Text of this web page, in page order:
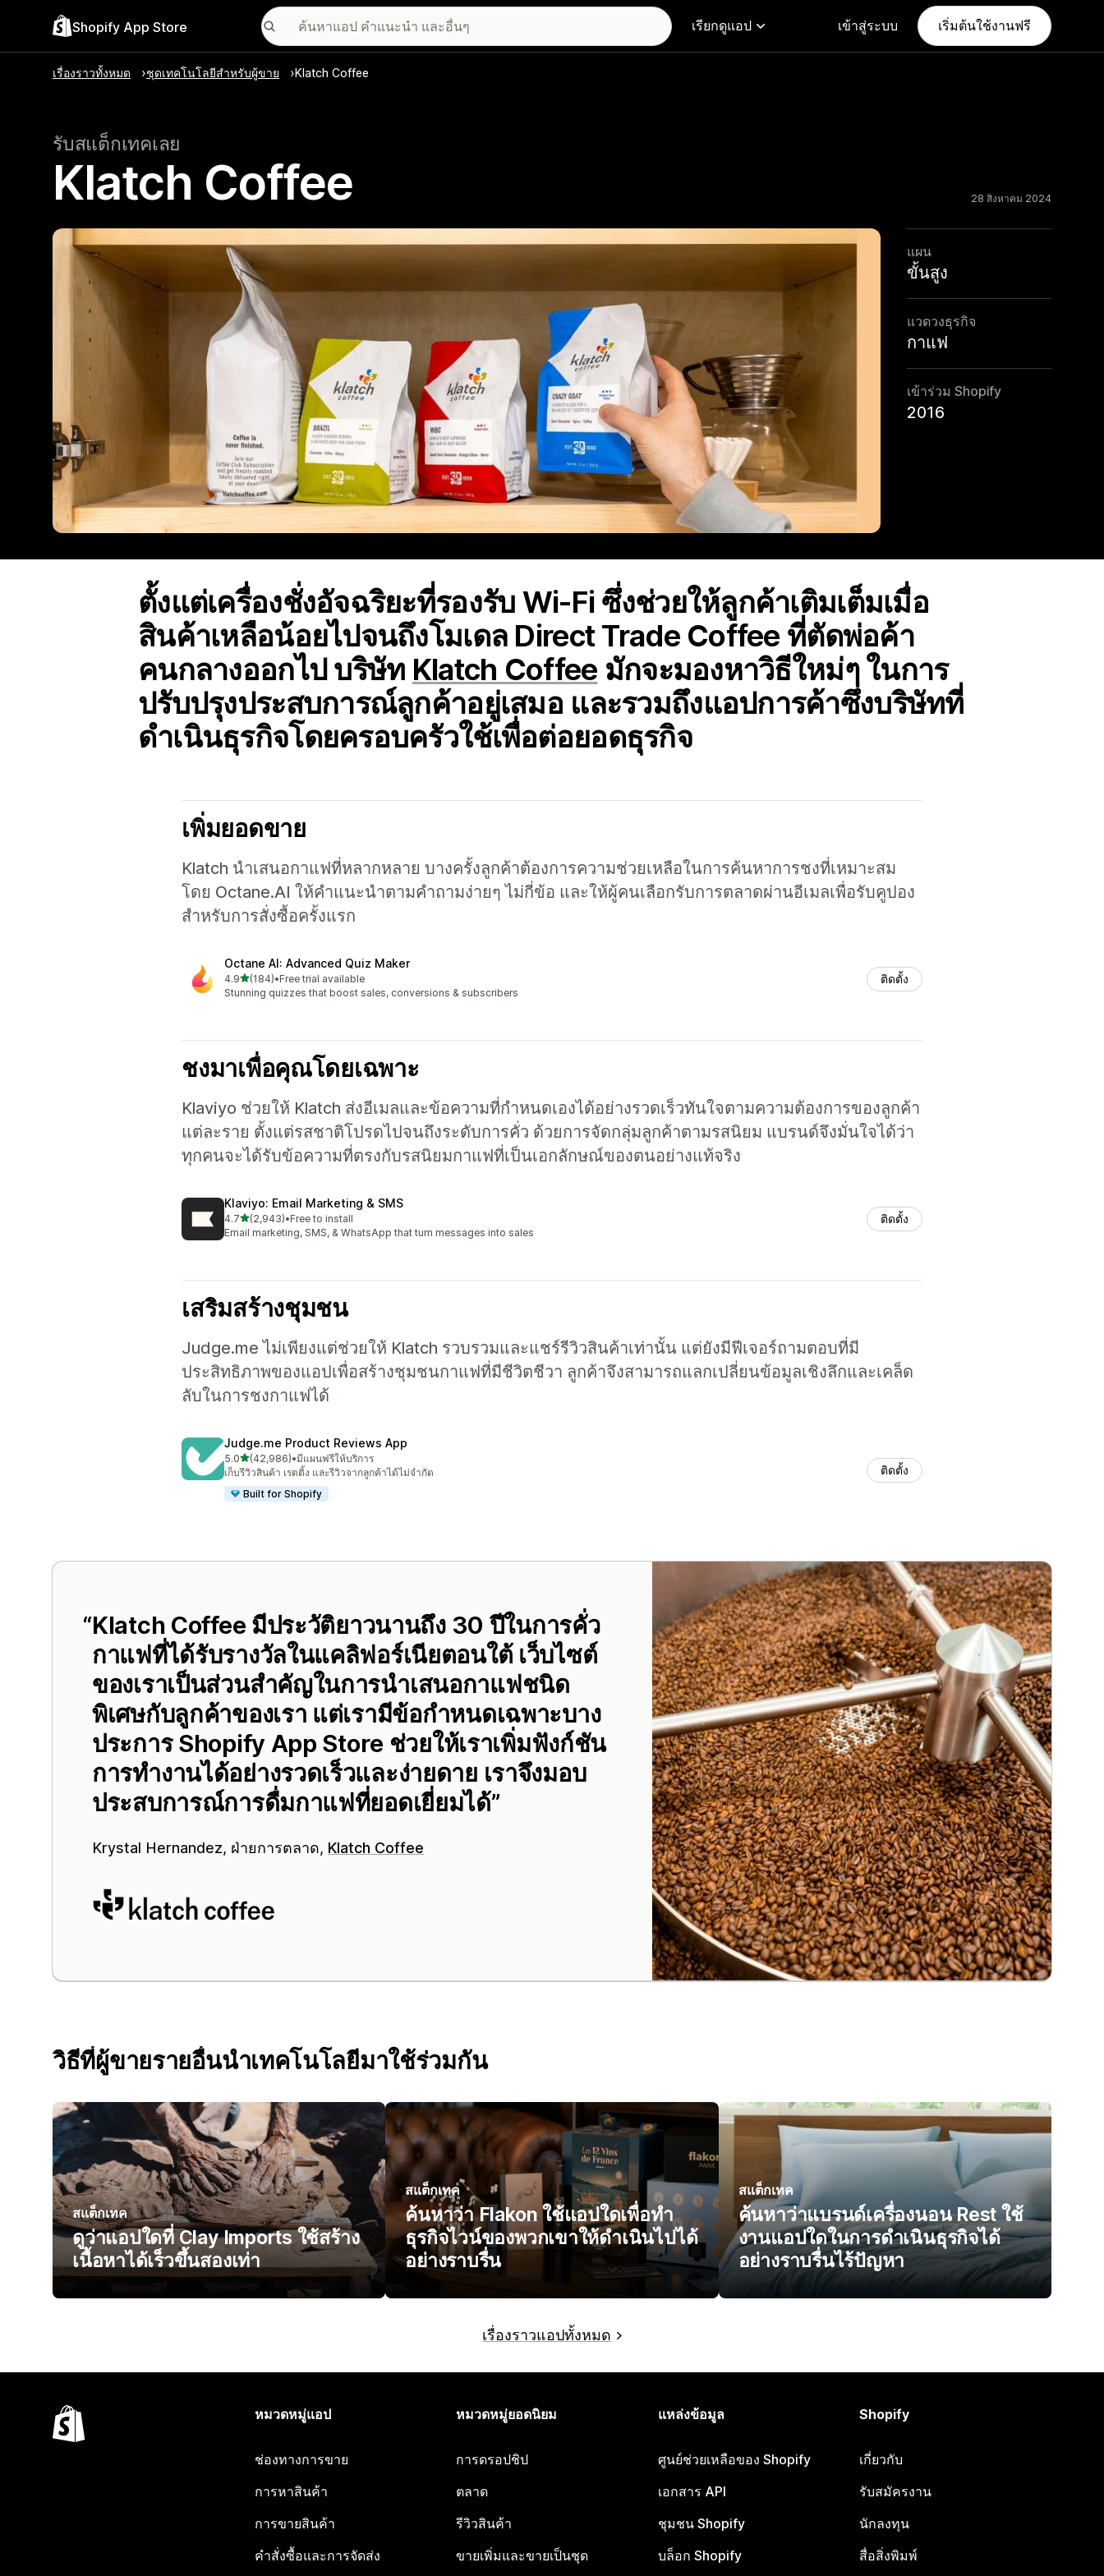
Shopify App Store เรียกดูแอป เข้าสู่ระบบ เริ่มต้นใช้งานฟรี
เรื่องราวทั้งหมด ชุดเทคโนโลยีสำหรับผู้ขาย Klatch Coffee
รับสแต็กเทคเลย
Klatch Coffee 28 สิงหาคม 2024
แผน
ขั้นสูง
แวดวงธุรกิจ
กาแฟ
เข้าร่วม Shopify
2016
ตั้งแต่เครื่องชั่งอัจฉริยะที่รองรับ Wi-Fi ซึ่งช่วยให้ลูกค้าเติมเต็มเมื่อ
สินค้าเหลือน้อยไปจนถึงโมเดล Direct Trade Coffee ที่ตัดพ่อค้า
คนกลางออกไป บริษัท Klatch Coffee มักจะมองหาวิธีใหม่ๆ ในการ
ปรับปรุงประสบการณ์ลูกค้าอยู่เสมอ และรวมถึงแอปการค้าซึ่งบริษัทที่
ดำเนินธุรกิจโดยครอบครัวใช้เพื่อต่อยอดธุรกิจ
เพิ่มยอดขาย
Klatch นำเสนอกาแฟที่หลากหลาย บางครั้งลูกค้าต้องการความช่วยเหลือในการค้นหาการชงที่เหมาะสม
โดย Octane.AI ให้คำแนะนำตามคำถามง่ายๆ ไม่กี่ข้อ และให้ผู้คนเลือกรับการตลาดผ่านอีเมลเพื่อรับคูปอง
สำหรับการสั่งซื้อครั้งแรก
Octane AI: Advanced Quiz Maker
4.9เต็ม 5 ดาว
(184)
ทั้งหมด 184 รีวิว
•Free trial available
Stunning quizzes that boost sales, conversions & subscribers
ติดตั้ง
ชงมาเพื่อคุณโดยเฉพาะ
Klaviyo ช่วยให้ Klatch ส่งอีเมลและข้อความที่กำหนดเองได้อย่างรวดเร็วทันใจตามความต้องการของลูกค้า
แต่ละราย ตั้งแต่รสชาติโปรดไปจนถึงระดับการคั่ว ด้วยการจัดกลุ่มลูกค้าตามรสนิยม แบรนด์จึงมั่นใจได้ว่า
ทุกคนจะได้รับข้อความที่ตรงกับรสนิยมกาแฟที่เป็นเอกลักษณ์ของตนอย่างแท้จริง
Klaviyo: Email Marketing & SMS
4.7เต็ม 5 ดาว
(2,943)
ทั้งหมด 2943 รีวิว
•Free to install
Email marketing, SMS, & WhatsApp that turn messages into sales
ติดตั้ง
เสริมสร้างชุมชน
Judge.me ไม่เพียงแต่ช่วยให้ Klatch รวบรวมและแชร์รีวิวสินค้าเท่านั้น แต่ยังมีฟีเจอร์ถามตอบที่มี
ประสิทธิภาพของแอปเพื่อสร้างชุมชนกาแฟที่มีชีวิตชีวา ลูกค้าจึงสามารถแลกเปลี่ยนข้อมูลเชิงลึกและเคล็ด
ลับในการชงกาแฟได้
Judge.me Product Reviews App
5.0เต็ม 5 ดาว
(42,986)
ทั้งหมด 42986 รีวิว
•มีแผนฟรีให้บริการ
เก็บรีวิวสินค้า เรตติ้ง และรีวิวจากลูกค้าได้ไม่จำกัด
Built for Shopify
ติดตั้ง
Klatch Coffee มีประวัติยาวนานถึง 30 ปีในการคั่ว
กาแฟที่ได้รับรางวัลในแคลิฟอร์เนียตอนใต้ เว็บไซต์
ของเราเป็นส่วนสำคัญในการนำเสนอกาแฟชนิด
พิเศษกับลูกค้าของเรา แต่เรามีข้อกำหนดเฉพาะบาง
ประการ Shopify App Store ช่วยให้เราเพิ่มฟังก์ชัน
การทำงานได้อย่างรวดเร็วและง่ายดาย เราจึงมอบ
ประสบการณ์การดื่มกาแฟที่ยอดเยี่ยมได้
Krystal Hernandez, ฝ่ายการตลาด, Klatch Coffee
วิธีที่ผู้ขายรายอื่นนำเทคโนโลยีมาใช้ร่วมกัน
สแต็กเทค
ดูว่าแอปใดที่ Clay Imports ใช้สร้าง
เนื้อหาได้เร็วขึ้นสองเท่า
สแต็กเทค
ค้นหาว่า Flakon ใช้แอปใดเพื่อทำ
ธุรกิจไวน์ของพวกเขาให้ดำเนินไปได้
อย่างราบรื่น
สแต็กเทค
ค้นหาว่าแบรนด์เครื่องนอน Rest ใช้
งานแอปใดในการดำเนินธุรกิจได้
อย่างราบรื่นไร้ปัญหา
เรื่องราวแอปทั้งหมด
หมวดหมู่แอป
ช่องทางการขาย
การหาสินค้า
การขายสินค้า
คำสั่งซื้อและการจัดส่ง
หมวดหมู่ยอดนิยม
การดรอปชิป
ตลาด
รีวิวสินค้า
ขายเพิ่มและขายเป็นชุด
แหล่งข้อมูล
ศูนย์ช่วยเหลือของ Shopify
เอกสาร API
ชุมชน Shopify
บล็อก Shopify
Shopify
เกี่ยวกับ
รับสมัครงาน
นักลงทุน
สื่อสิ่งพิมพ์